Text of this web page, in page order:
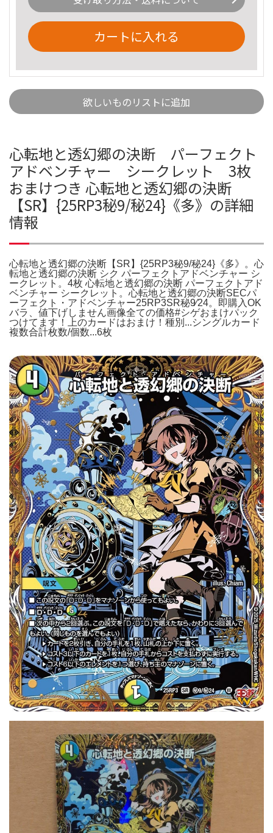
カートに入れる
欲しいものリストに追加
心転地と透幻郷の決断 パーフェクト
アドベンチャー シークレット 3枚
おまけつき 心転地と透幻郷の決断
【SR】{25RP3秘9/秘24}《多》の詳細
情報
心転地と透幻郷の決断【SR】{25RP3秘9/秘24}《多》。心
転地と透幻郷の決断 シク パーフェクトアドベンチャー シ
ークレット。4枚 心転地と透幻郷の決断 パーフェクトアド
ベンチャー シークレット。心転地と透幻郷の決断SECパ
ーフェクト・アドベンチャー25RP3SR秘9⁄24。即購入OK
バラ、値下げしません画像全ての価格#シゲおまけパック
つけてます！上のカードはおまけ！種別...シングルカード
複数合計枚数/個数...6枚